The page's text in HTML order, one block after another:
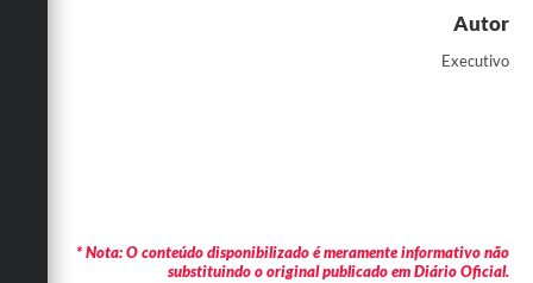
Autor
Executivo
* Nota: O conteúdo disponibilizado é meramente informativo não
substituindo o original publicado em Diário Oficial.